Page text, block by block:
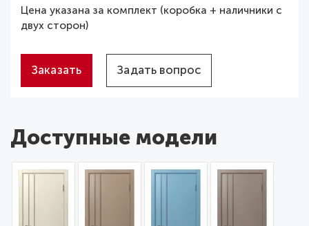
Цена указана за комплект (коробка + наличники с
двух сторон)
Заказать Задать вопрос
Доступные модели